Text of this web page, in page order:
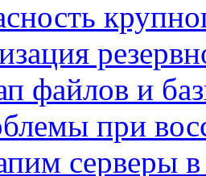
файлов и
при
серверы